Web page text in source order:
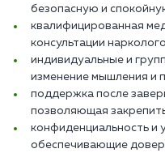
безопасную и
квалифицированная
консультации
индивидуальные и
изменение мышления и
поддержка после
позволяющая
конфиденциальность и
обеспечивающие